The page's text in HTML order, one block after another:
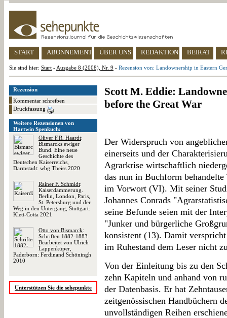
START ABONNEMENT ÜBER UNS REDAKTION BEIRAT
Sie sind hier: Start - Ausgabe 8 (2008), Nr. 9 - Rezension von: Landownership in Eastern
Rezension
Kommentar schreiben
Druckfassung
Weitere Rezensionen von
Hartwin Spenkuch:
Oliver F.R. Haardt:
Bismarcks ewiger
Bund. Eine neue
Geschichte des
Deutschen Kaiserreichs,
Darmstadt: wbg Theiss 2020
Rainer F. Schmidt:
Kaiserdämmerung.
Berlin, London, Paris,
St. Petersburg und der
Weg in den Untergang, Stuttgart:
Klett-Cotta 2021
Otto von Bismarck:
Schriften 1882-1883.
Bearbeitet von Ulrich
Lappenküper,
Paderborn: Ferdinand Schöningh
2010
Unterstützen Sie die sehepunkte
Scott M. Eddie:
before the Great War
Der Widerspruch von
einerseits und der
Agrarkrise wirtschaftlich
das nun in Buchform
im Vorwort (VI). Mit seiner
Johannes Conrads
seine Befunde seien mit der
"Junker und bürgerliche
konsistent (13). Damit
im Ruhestand dem Leser nicht
Von der Einleitung bis zu den
zehn Kapiteln und anhand von
der Datenbasis. Er hat
zeitgenössischen Handbüchern
unvollständigen Reihen